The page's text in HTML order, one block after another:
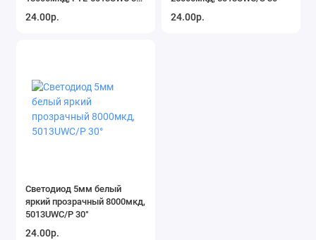
24.00р. 24.00р.
Светодиод 5мм белый
яркий прозрачный 8000мкд,
5013UWC/P 30°
24.00р.